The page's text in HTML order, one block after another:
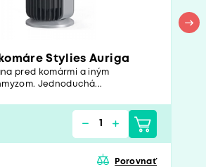
Stylies Auriga
pred komármi a iným
Jednoduchá...
Porovnať